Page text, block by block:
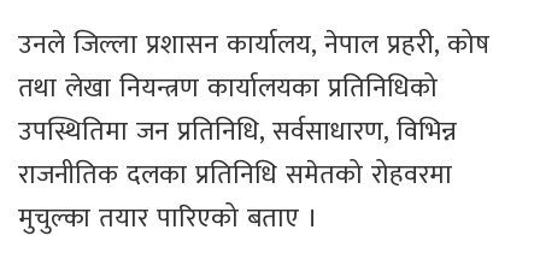
उनले जिल्ला प्रशासन कार्यालय, नेपाल प्रहरी, कोष
तथा लेखा नियन्त्रण कार्यालयका प्रतिनिधिको
उपस्थितिमा जन प्रतिनिधि, सर्वसाधारण, विभिन्न
राजनीतिक दलका प्रतिनिधि समेतको रोहवरमा
मुचुल्का तयार पारिएको बताए ।